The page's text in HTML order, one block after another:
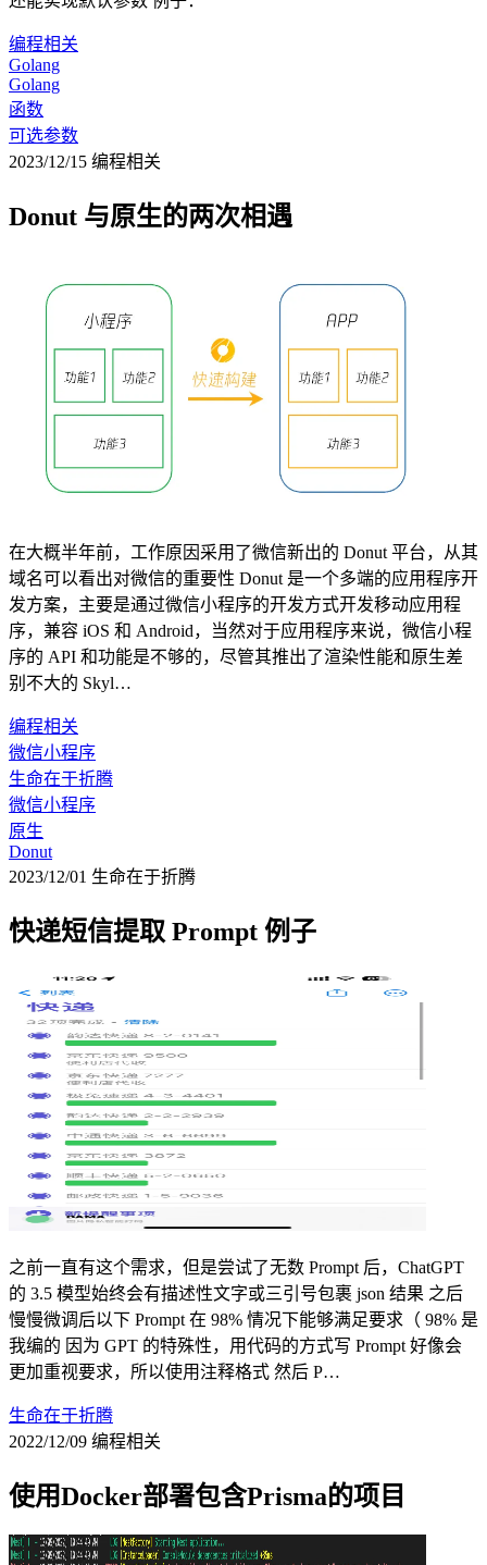
编程相关
Golang
Golang
函数
可选参数
2023/12/15 编程相关
Donut 与原生的两次相遇
在大概半年前，工作原因采用了微信新出的 Donut 平台，从其
域名可以看出对微信的重要性 Donut 是一个多端的应用程序开
发方案，主要是通过微信小程序的开发方式开发移动应用程
序，兼容 iOS 和 Android，当然对于应用程序来说，微信小程
序的 API 和功能是不够的，尽管其推出了渲染性能和原生差
别不大的 Skyl…
编程相关
微信小程序
生命在于折腾
微信小程序
原生
Donut
2023/12/01 生命在于折腾
快递短信提取 Prompt 例子
之前一直有这个需求，但是尝试了无数 Prompt 后，ChatGPT
的 3.5 模型始终会有描述性文字或三引号包裹 json 结果 之后
慢慢微调后以下 Prompt 在 98% 情况下能够满足要求（ 98% 是
我编的 因为 GPT 的特殊性，用代码的方式写 Prompt 好像会
更加重视要求，所以使用注释格式 然后 P…
生命在于折腾
2022/12/09 编程相关
使用Docker部署包含Prisma的项目